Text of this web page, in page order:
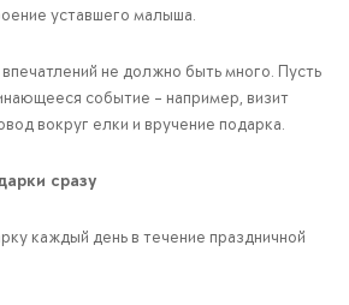
уставшего малыша.
не должно быть много. Пусть
событие – например, визит
вокруг елки и вручение подарка.
сразу
каждый день в течение праздничной